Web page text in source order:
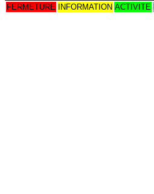
FERMETURE
INFORMATION ACTIVITE